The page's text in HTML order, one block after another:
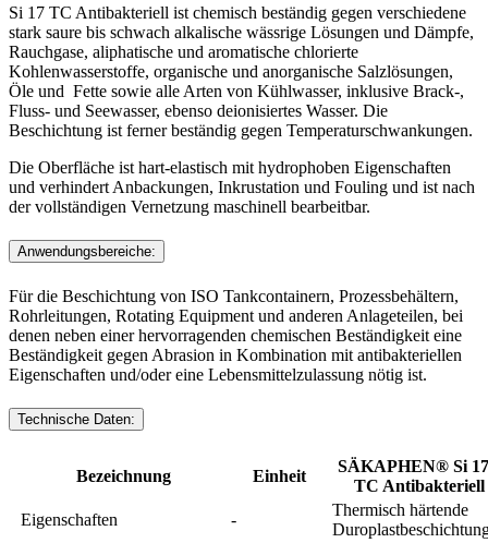
Si 17 TC Antibakteriell ist chemisch beständig gegen verschiedene
stark saure bis schwach alkalische wässrige Lösungen und Dämpfe,
Rauchgase, aliphatische und aromatische chlorierte
Kohlenwasserstoffe, organische und anorganische Salzlösungen,
Öle und Fette sowie alle Arten von Kühlwasser, inklusive Brack-,
Fluss- und Seewasser, ebenso deionisiertes Wasser. Die
Beschichtung ist ferner beständig gegen Temperaturschwankungen.
Die Oberfläche ist hart-elastisch mit hydrophoben Eigenschaften
und verhindert Anbackungen, Inkrustation und Fouling und ist nach
der vollständigen Vernetzung maschinell bearbeitbar.
Anwendungsbereiche:
Für die Beschichtung von ISO Tankcontainern, Prozessbehältern,
Rohrleitungen, Rotating Equipment und anderen Anlageteilen, bei
denen neben einer hervorragenden chemischen Beständigkeit eine
Beständigkeit gegen Abrasion in Kombination mit antibakteriellen
Eigenschaften und/oder eine Lebensmittelzulassung nötig ist.
Technische Daten:
Bezeichnung Einheit
SÄKAPHEN® Si
TC Antibakteriell
Eigenschaften
-
Thermisch härtende